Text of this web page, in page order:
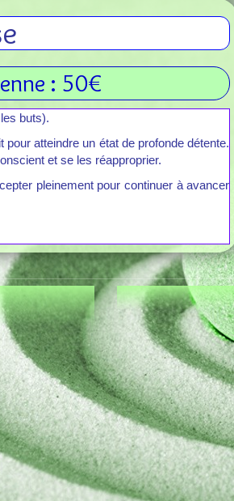
: 50€
buts).
atteindre un état de profonde détente.
et se les réapproprier.
pleinement pour continuer à avancer